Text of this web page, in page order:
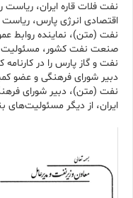
نفت فلات قاره ایران، ریاست
اقتصادی انرژی پارس،
نفت (متن)، نماینده روابط
صنعت نفت کشور، مسئولیت
نفت و گاز پارس را در
دبیر شورای فرهنگی و عضو
نفت (متن)، دبیر شورای
ایران، از دیگر مسئولیت‌های